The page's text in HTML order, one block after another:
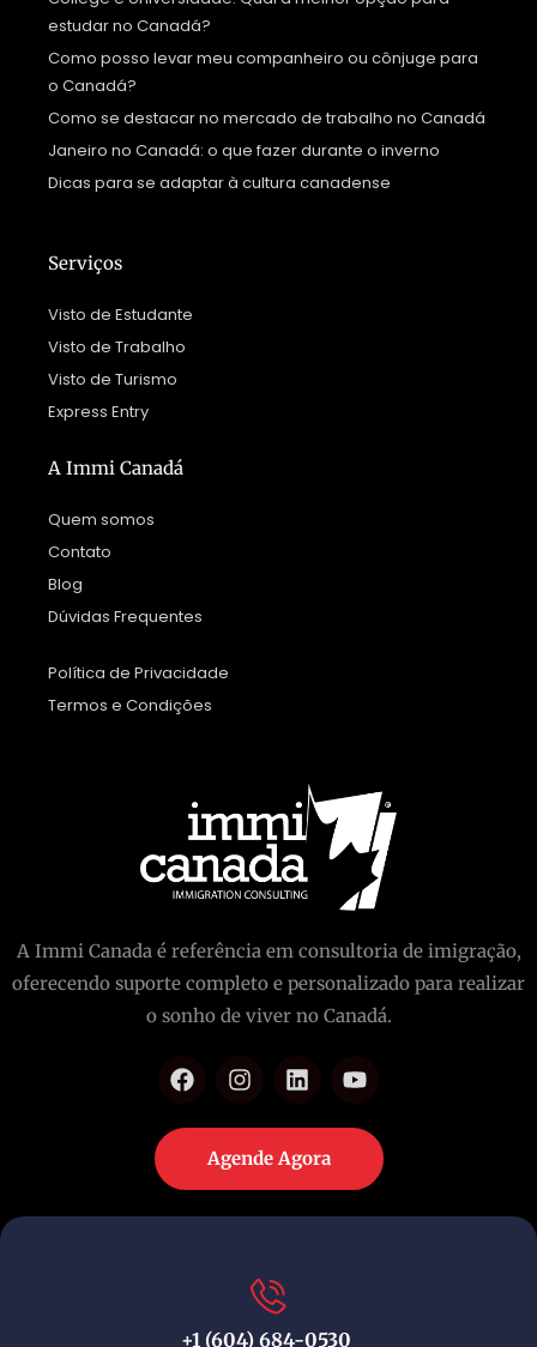
estudar no Canadá?
Como posso levar meu companheiro ou cônjuge para
o Canadá?
Como se destacar no mercado de trabalho no Canadá
Janeiro no Canadá: o que fazer durante o inverno
Dicas para se adaptar à cultura canadense
Serviços
Visto de Estudante
Visto de Trabalho
Visto de Turismo
Express Entry
A Immi Canadá
Quem somos
Contato
Blog
Dúvidas Frequentes
Política de Privacidade
Termos e Condições
A Immi Canada é referência em consultoria de imigração,
oferecendo suporte completo e personalizado para realizar
o sonho de viver no Canadá.
Agende Agora
+1 (604) 684-0530